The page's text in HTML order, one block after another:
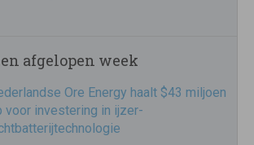
afgelopen week
Ore Energy haalt $43 miljoen
voor investering in ijzer-